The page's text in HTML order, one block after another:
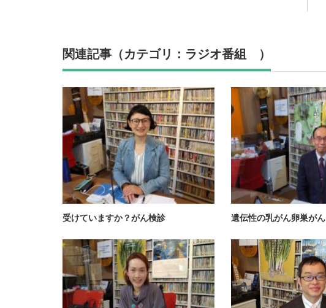
関連記事（カテゴリ：ラジオ番組 ）
受けていますか？がん検診 遺伝性の乳がん卵巣がん